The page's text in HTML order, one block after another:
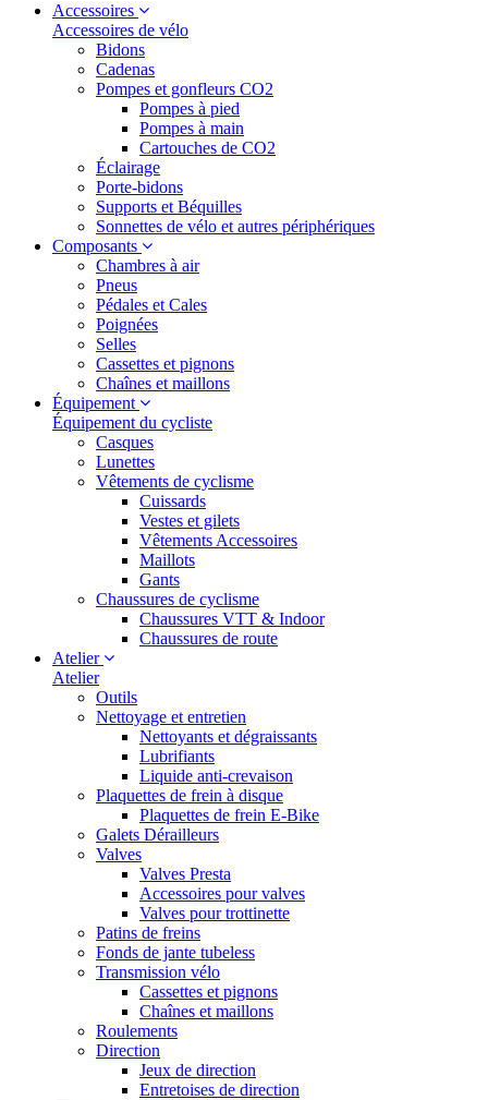
Accessoires
Accessoires de vélo
Bidons
Cadenas
Pompes et gonfleurs CO2
Pompes à pied
Pompes à main
Cartouches de CO2
Éclairage
Porte-bidons
Supports et Béquilles
Sonnettes de vélo et autres périphériques
Composants
Chambres à air
Pneus
Pédales et Cales
Poignées
Selles
Cassettes et pignons
Chaînes et maillons
Équipement
Équipement du cycliste
Casques
Lunettes
Vêtements de cyclisme
Cuissards
Vestes et gilets
Vêtements Accessoires
Maillots
Gants
Chaussures de cyclisme
Chaussures VTT & Indoor
Chaussures de route
Atelier
Atelier
Outils
Nettoyage et entretien
Nettoyants et dégraissants
Lubrifiants
Liquide anti-crevaison
Plaquettes de frein à disque
Plaquettes de frein E-Bike
Galets Dérailleurs
Valves
Valves Presta
Accessoires pour valves
Valves pour trottinette
Patins de freins
Fonds de jante tubeless
Transmission vélo
Cassettes et pignons
Chaînes et maillons
Roulements
Direction
Jeux de direction
Entretoises de direction